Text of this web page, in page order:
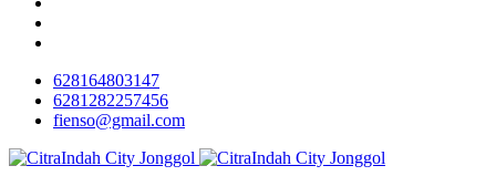
628164803147
6281282257456
fienso@gmail.com